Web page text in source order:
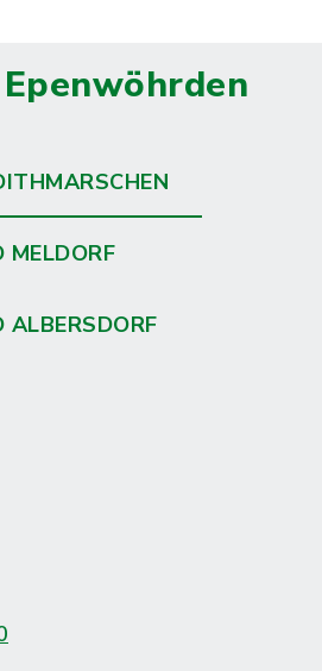
MELDORF
ALBERSDORF